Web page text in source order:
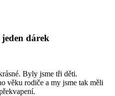
dárek
Byly jsme tři děti.
věku rodiče a my jsme tak měli